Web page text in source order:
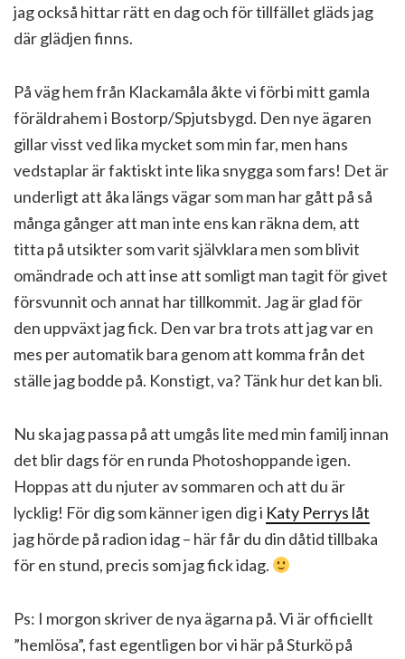
jag också hittar rätt en dag och för tillfället gläds jag
där glädjen finns.
På väg hem från Klackamåla åkte vi förbi mitt gamla
föräldrahem i Bostorp/Spjutsbygd. Den nye ägaren
gillar visst ved lika mycket som min far, men hans
vedstaplar är faktiskt inte lika snygga som fars! Det är
underligt att åka längs vägar som man har gått på så
många gånger att man inte ens kan räkna dem, att
titta på utsikter som varit självklara men som blivit
omändrade och att inse att somligt man tagit för givet
försvunnit och annat har tillkommit. Jag är glad för
den uppväxt jag fick. Den var bra trots att jag var en
mes per automatik bara genom att komma från det
ställe jag bodde på. Konstigt, va? Tänk hur det kan bli.
Nu ska jag passa på att umgås lite med min familj innan
det blir dags för en runda Photoshoppande igen.
Hoppas att du njuter av sommaren och att du är
lycklig! För dig som känner igen dig i Katy Perrys låt
jag hörde på radion idag – här får du din dåtid tillbaka
för en stund, precis som jag fick idag.
Ps: I morgon skriver de nya ägarna på. Vi är officiellt
”hemlösa”, fast egentligen bor vi här på Sturkö på